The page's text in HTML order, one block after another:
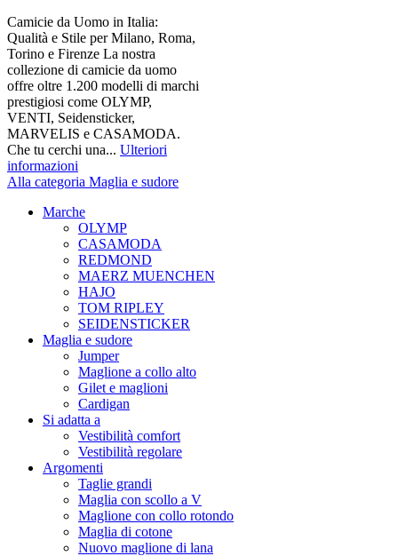
Camicie da Uomo in Italia:
Qualità e Stile per Milano, Roma,
Torino e Firenze La nostra
collezione di camicie da uomo
offre oltre 1.200 modelli di marchi
prestigiosi come OLYMP,
VENTI, Seidensticker,
MARVELIS e CASAMODA.
Che tu cerchi una... Ulteriori
informazioni
Alla categoria Maglia e sudore
Marche
OLYMP
CASAMODA
REDMOND
MAERZ MUENCHEN
HAJO
TOM RIPLEY
SEIDENSTICKER
Maglia e sudore
Jumper
Maglione a collo alto
Gilet e maglioni
Cardigan
Si adatta a
Vestibilità comfort
Vestibilità regolare
Argomenti
Taglie grandi
Maglia con scollo a V
Maglione con collo rotondo
Maglia di cotone
Nuovo maglione di lana